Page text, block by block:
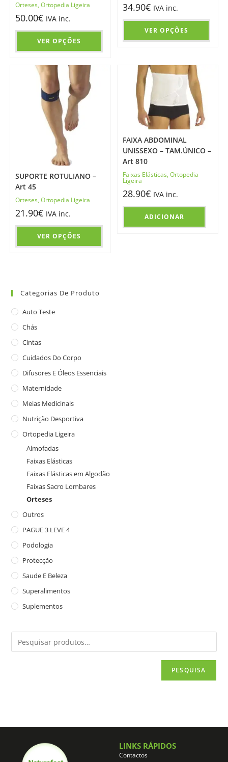
Orteses, Ortopedia Ligeira
50.00€ IVA inc.
VER OPÇÕES
34.90€ IVA inc.
VER OPÇÕES
SUPORTE ROTULIANO –
Art 45
Orteses, Ortopedia Ligeira
21.90€ IVA inc.
VER OPÇÕES
FAIXA ABDOMINAL
UNISSEXO – TAM.ÚNICO –
Art 810
Faixas Elásticas,Ortopedia
Ligeira
28.90€ IVA inc.
ADICIONAR
Categorias De Produto
Auto Teste
Chás
Cintas
Cuidados Do Corpo
Difusores E Óleos Essenciais
Maternidade
Meias Medicinais
Nutrição Desportiva
Ortopedia Ligeira
Almofadas
Faixas Elásticas
Faixas Elásticas em Algodão
Faixas Sacro Lombares
Orteses
Outros
PAGUE 3 LEVE 4
Podologia
Protecção
Saude E Beleza
Superalimentos
Suplementos
PESQUISA
LINKS RÁPIDOS
Contactos